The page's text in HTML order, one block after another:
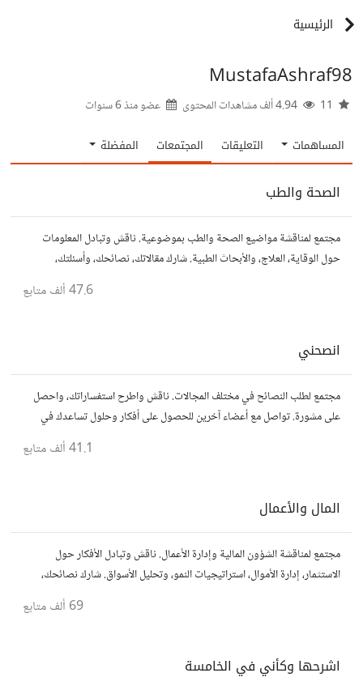
الرئيسية
MustafaAshraf98
عضو منذ6 سنوات
المساهمات التعليقات المجتمعات المفضلة
الصحة والطب
مجتمع لمناقشة مواضيع الصحة والطب بموضوعية. ناقش وتبادل المعلومات
حول الوقاية، العلاج، والأبحاث الطبية. شارك مقالاتك، نصائحك، وأسئلتك،
47.6 ألف متابع
انصحني
مجتمع لطلب النصائح في مختلف المجالات. ناقش واطرح استفساراتك، واحصل
على مشورة. تواصل مع أعضاء آخرين للحصول على أفكار وحلول تساعدك في
41.1 ألف متابع
المال والأعمال
مجتمع لمناقشة الشؤون المالية وإدارة الأعمال. ناقش وتبادل الأفكار حول
الاستثمار، إدارة الأموال، استراتيجيات النمو، وتحليل الأسواق. شارك نصائحك،
69 ألف متابع
اشرحها وكأني في الخامسة